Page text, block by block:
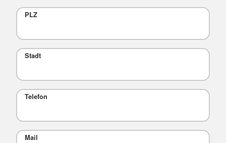
PLZ
Stadt
Telefon
Mail